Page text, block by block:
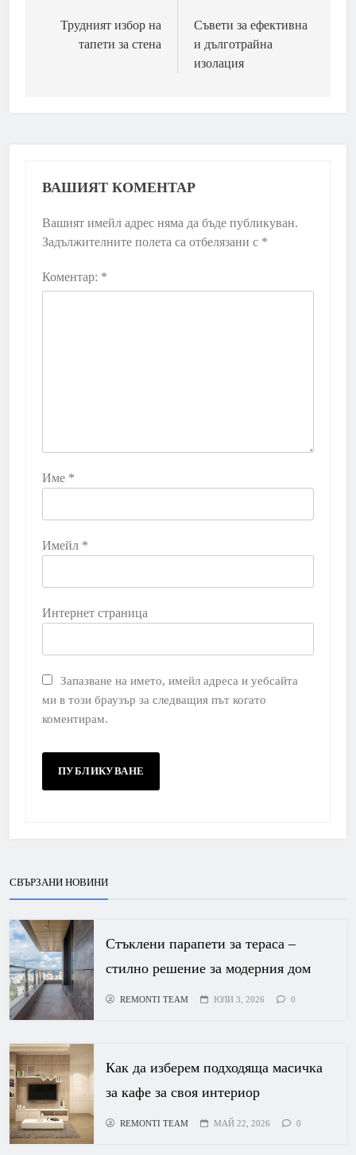
Трудният избор на
тапети за стена
Съвети за ефективна
и дълготрайна
изолация
ВАШИЯТ КОМЕНТАР
Вашият имейл адрес няма да бъде публикуван.
Задължителните полета са отбелязани с *
Коментар: *
Име *
Имейл *
Интернет страница
Запазване на името, имейл адреса и уебсайта
ми в този браузър за следващия път когато
коментирам.
СВЪРЗАНИ НОВИНИ
Стъклени парапети за тераса –
стилно решение за модерния дом
REMONTI TEAM ЮЛИ 3, 2026 0
Как да изберем подходяща масичка
за кафе за своя интериор
REMONTI TEAM МАЙ 22, 2026 0